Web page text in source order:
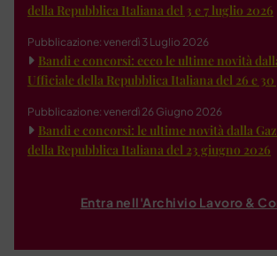
della Repubblica Italiana del 3 e 7 luglio 2026
Pubblicazione: venerdì 3 Luglio 2026
Bandi e concorsi: ecco le ultime novità
Ufficiale della Repubblica Italiana del 26 e
Pubblicazione: venerdì 26 Giugno 2026
Bandi e concorsi: le ultime novità dalla
della Repubblica Italiana del 23 giugno 2026
Entra nell'Archivio Lavoro &